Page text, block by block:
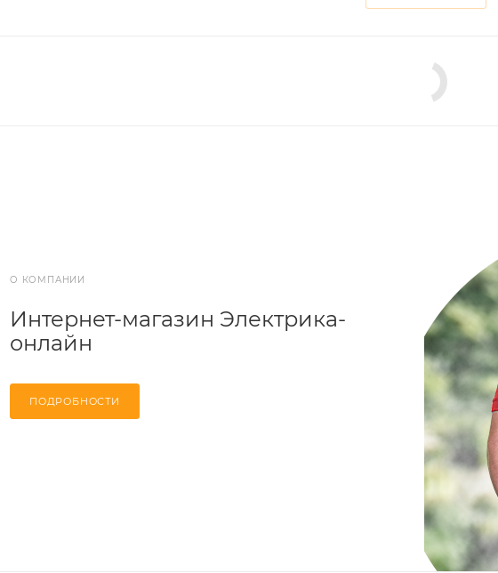
О КОМПАНИИ
Интернет-магазин Электрика-
онлайн
ПОДРОБНОСТИ